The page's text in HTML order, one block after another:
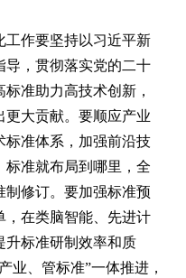
工作要坚持以习近平新
导，贯彻落实党的二十
准助力高技术创新，
更大贡献。要顺应产业
标准体系，加强前沿技
标准就布局到哪里，全
制修订。要加强标准预
，在类脑智能、先进计
升标准研制效率和质
业、管标准”一体推进，